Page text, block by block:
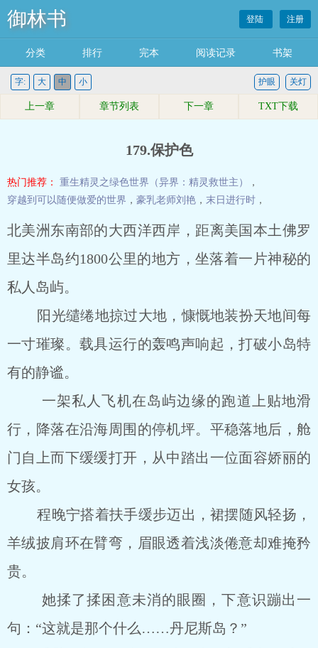
御林书 登陆 注册
分类 排行 完本 阅读记录 书架
字: 大 中 小 关灯
护眼
上一章 章节列表 下一章 TXT下载
179.保护色
热门推荐： 重生精灵之绿色世界（异界：精灵救世主）
，
穿越到可以随便做爱的世界 ， 豪乳老师刘艳 ， 末日进行时 ，
北美洲东南部的大西洋西岸，距离美国本土佛罗
里达半岛约1800公里的地方，坐落着一片神秘的
私人岛屿。
阳光缱绻地掠过大地，慷慨地装扮天地间每
一寸璀璨。载具运行的轰鸣声响起，打破小岛特
有的静谧。
一架私人飞机在岛屿边缘的跑道上贴地滑
行，降落在沿海周围的停机坪。平稳落地后，舱
门自上而下缓缓打开，从中踏出一位面容娇丽的
女孩。
程晚宁搭着扶手缓步迈出，裙摆随风轻扬，
羊绒披肩环在臂弯，眉眼透着浅淡倦意却难掩矜
贵。
她揉了揉困意未消的眼圈，下意识蹦出一
句：“这就是那个什么……丹尼斯岛？”